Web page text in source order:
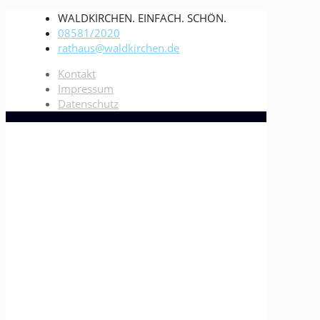
WALDKIRCHEN. EINFACH. SCHÖN.
08581/2020
rathaus@waldkirchen.de
Kontakt
Impressum
Datenschutz